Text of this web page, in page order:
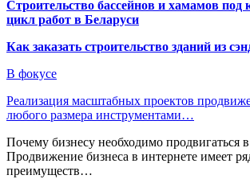
Строительство бассейнов и хамамов
цикл работ в Беларуси
Как заказать строительство зданий из
В фокусе
Реализация масштабных проектов
любого размера инструментами…
Почему бизнесу необходимо продвигаться
Продвижение бизнеса в интернете имеет
преимуществ…